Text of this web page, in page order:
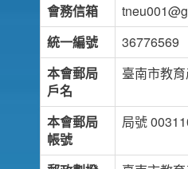
會務信箱
統一編號
36776569
本會郵局
戶名
臺南市教
本會郵局
帳號
局號